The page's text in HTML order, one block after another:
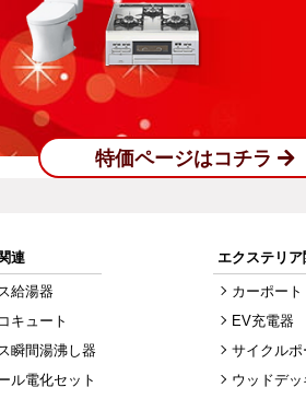
特価ページはコチラ
連
給湯器
キュート
瞬間湯沸し器
ル電化セット
エクステリア
カーポート
EV充電器
サイクルポ
ウッドデッ